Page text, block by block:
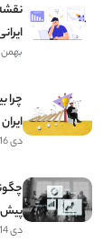
بهمن 7,
چرا
دی 16, 1404
دی 14, 1404